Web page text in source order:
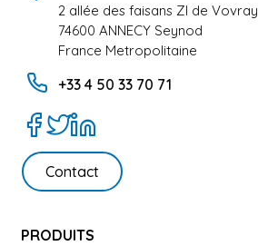
2 allée des faisans ZI de Vovray
74600 ANNECY Seynod
France Metropolitaine
+33 4 50 33 70 71
Contact
PRODUITS